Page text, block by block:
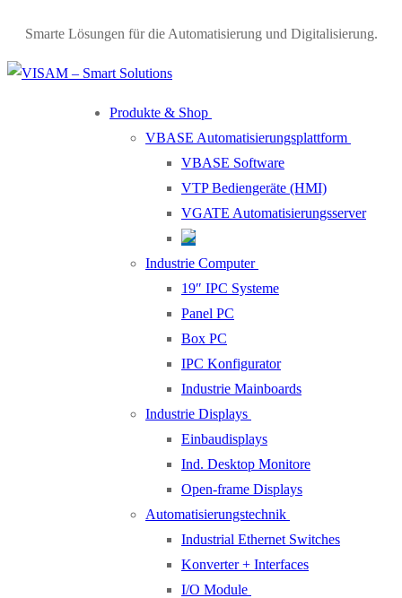
Smarte Lösungen für die Automatisierung und Digitalisierung.
Produkte & Shop
VBASE Automatisierungsplattform
VBASE Software
VTP Bediengeräte (HMI)
VGATE Automatisierungsserver
Industrie Computer
19″ IPC Systeme
Panel PC
Box PC
IPC Konfigurator
Industrie Mainboards
Industrie Displays
Einbaudisplays
Ind. Desktop Monitore
Open-frame Displays
Automatisierungstechnik
Industrial Ethernet Switches
Konverter + Interfaces
I/O Module